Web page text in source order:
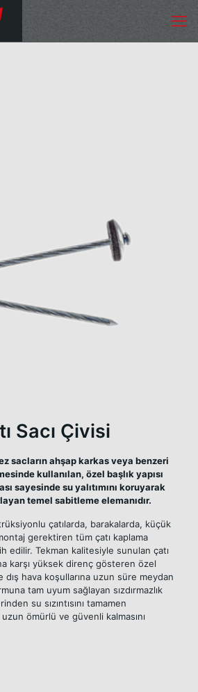
Sacı Çivisi
sacların ahşap karkas veya benzeri
kullanılan, özel başlık yapısı
sayesinde su yalıtımını koruyarak
temel sabitleme elemanıdır.
çatılarda, barakalarda, küçük
gerektiren tüm çatı kaplama
edilir. Tekman kalitesiyle sunulan çatı
karşı yüksek direnç gösteren özel
dış hava koşullarına uzun süre meydan
tam uyum sağlayan sızdırmazlık
su sızıntısını tamamen
ömürlü ve güvenli kalmasını